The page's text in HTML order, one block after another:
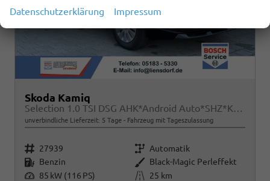
Skoda Kamiq
Selection 1.0 TSI DSG AHK*Android Auto*SHZ*Kamera*Keyless*2Z Klimaauto*
unverbindliche Lieferzeit: 5 Tage Fahrzeug mit Tageszulassung
Fahrzeugnr. 27939 Getriebe Automatik
Kraftstoff Benzin Außenfarbe Black-Magic Perleffekt
Leistung 85 kW (116 PS) Kilometerstand
25 km
Datenschutzerklärung Impressum